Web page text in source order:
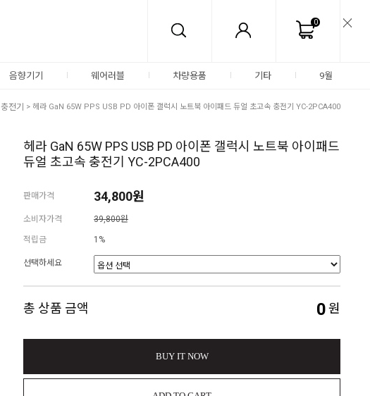
0
음향기기 웨어러블 차량용품 기타 9월
충전기 > 헤라 GaN 65W PPS USB PD 아이폰 갤럭시 노트북 아이패드 듀얼 초고속 충전기 YC-2PCA400
헤라 GaN 65W PPS USB PD 아이폰 갤럭시 노트북 아이패드
듀얼 초고속 충전기 YC-2PCA400
판매가격 34,800원
소비자가격 39,800원
적립금 1%
선택하세요
총 상품 금액 0원
BUY IT NOW